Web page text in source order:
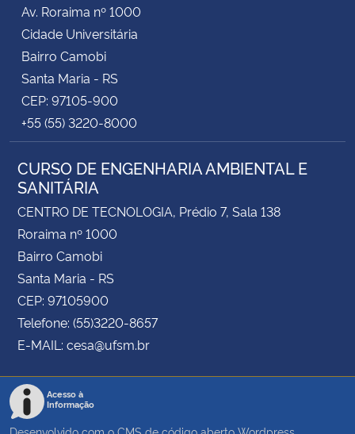
Av. Roraima nº 1000
Cidade Universitária
Bairro Camobi
Santa Maria - RS
CEP: 97105-900
+55 (55) 3220-8000
CURSO DE ENGENHARIA AMBIENTAL E
SANITÁRIA
CENTRO DE TECNOLOGIA, Prédio 7, Sala 138
Roraima nº 1000
Bairro Camobi
Santa Maria - RS
CEP: 97105900
Telefone: (55)3220-8657
E-MAIL: cesa@ufsm.br
Acesso à
Informação
Desenvolvido com o CMS de código aberto Wordpress